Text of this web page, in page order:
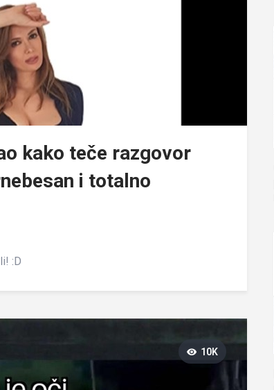
kako teče razgovor
i totalno
:D
10K